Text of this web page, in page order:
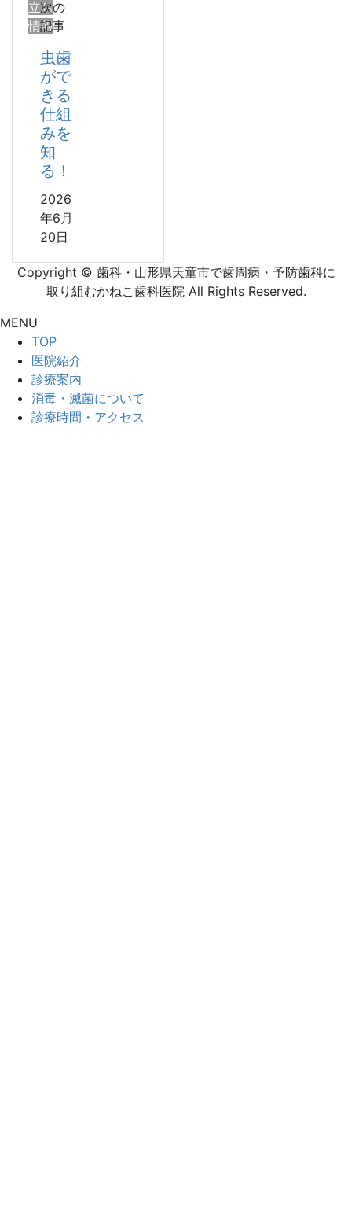
立ち
情報
次の
記事
虫歯
がで
きる
仕組
みを
知
る！
2026
年6月
20日
Copyright © 歯科・山形県天童市で歯周病・予防歯科に
取り組むかねこ歯科医院 All Rights Reserved.
MENU
TOP
医院紹介
診療案内
消毒・滅菌について
診療時間・アクセス